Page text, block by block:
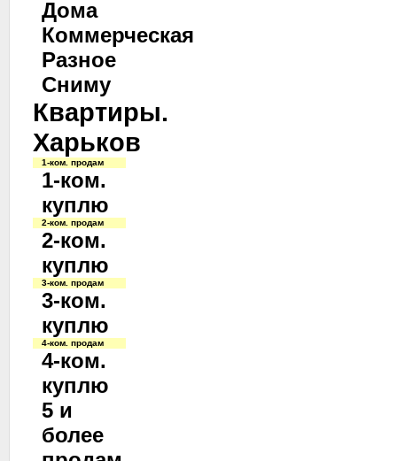
Дома
Коммерческая
Разное
Сниму
Квартиры.
Харьков
1-ком. продам
1-ком.
куплю
2-ком. продам
2-ком.
куплю
3-ком. продам
3-ком.
куплю
4-ком. продам
4-ком.
куплю
5 и
более